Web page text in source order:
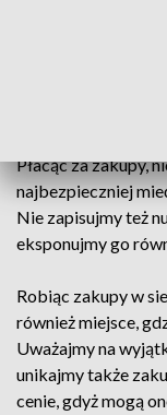
Płacąc za zakupy,
najbezpieczniej
Nie zapisujmy też
eksponujmy go
Robiąc zakupy w
również miejsce,
Uważajmy na
unikajmy także
cenie, gdyż mogą